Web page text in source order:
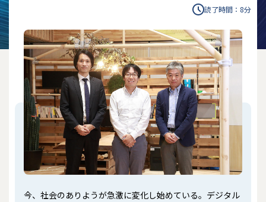
読了時間： 8分
今、社会のありようが急激に変化し始めている。デジタル